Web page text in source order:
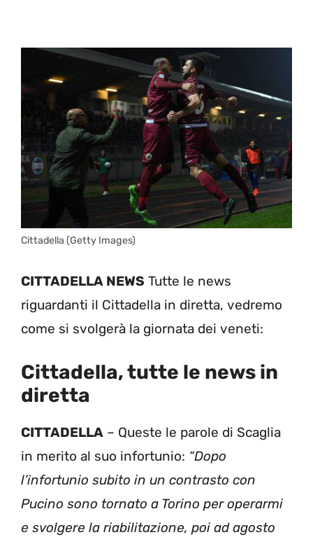
Cittadella (Getty Images)
CITTADELLA NEWS Tutte le news
riguardanti il Cittadella in diretta, vedremo
come si svolgerà la giornata dei veneti:
Cittadella, tutte le news in
diretta
CITTADELLA – Queste le parole di Scaglia
in merito al suo infortunio: “Dopo
l’infortunio subito in un contrasto con
Pucino sono tornato a Torino per operarmi
e svolgere la riabilitazione, poi ad agosto